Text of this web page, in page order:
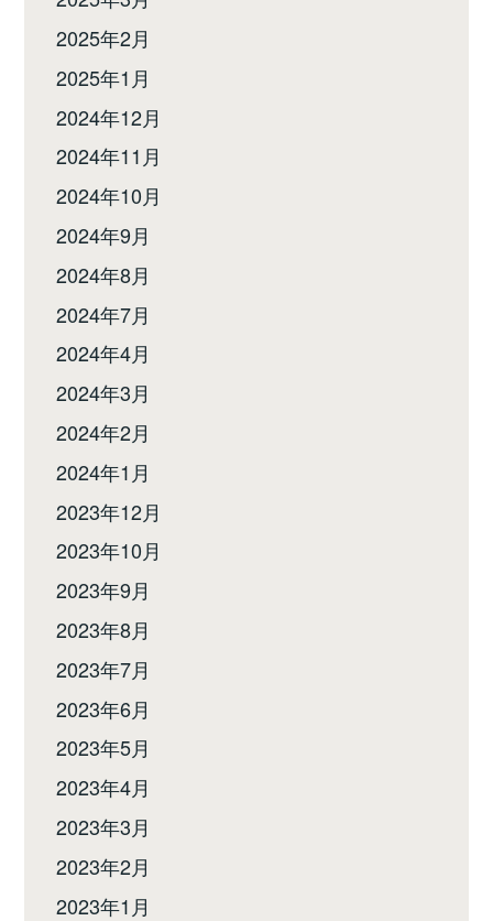
2025年2月
2025年1月
2024年12月
2024年11月
2024年10月
2024年9月
2024年8月
2024年7月
2024年4月
2024年3月
2024年2月
2024年1月
2023年12月
2023年10月
2023年9月
2023年8月
2023年7月
2023年6月
2023年5月
2023年4月
2023年3月
2023年2月
2023年1月